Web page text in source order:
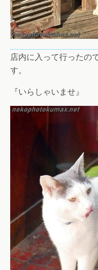
店内に入って行ったの
す。
『いらしゃいませ』